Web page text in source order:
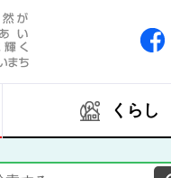
くらし